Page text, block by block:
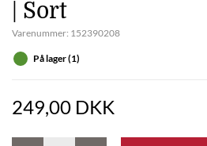
| Sort
Varenummer: 152390208
På lager (1)
249,00 DKK